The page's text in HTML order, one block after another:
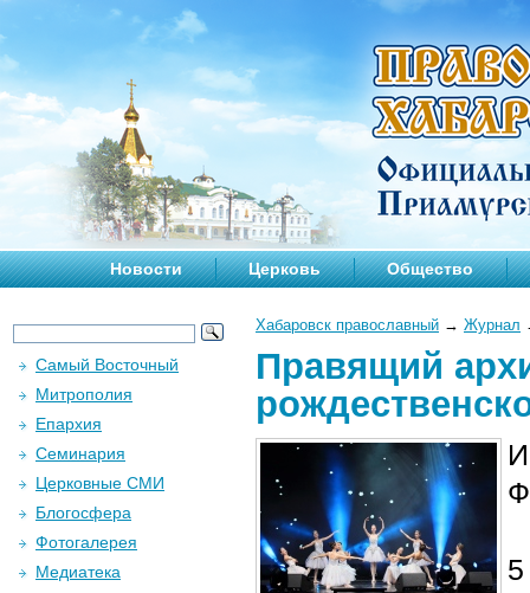
Новости Церковь Общество
Хабаровск православный → Журнал
Правящий
Самый Восточный
Митрополия
Епархия
Семинария
Церковные СМИ
Блогосфера
Фотогалерея
Медиатека